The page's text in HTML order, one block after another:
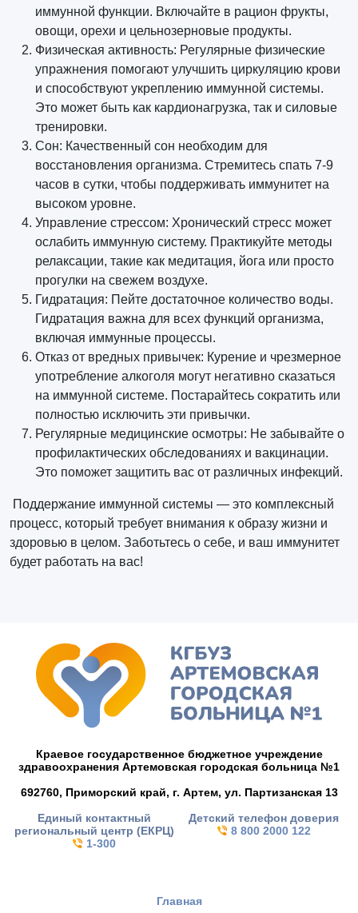
иммунной функции. Включайте в рацион фрукты,
овощи, орехи и цельнозерновые продукты.
Физическая активность: Регулярные физические
упражнения помогают улучшить циркуляцию крови
и способствуют укреплению иммунной системы.
Это может быть как кардионагрузка, так и силовые
тренировки.
Сон: Качественный сон необходим для
восстановления организма. Стремитесь спать 7-9
часов в сутки, чтобы поддерживать иммунитет на
высоком уровне.
Управление стрессом: Хронический стресс может
ослабить иммунную систему. Практикуйте методы
релаксации, такие как медитация, йога или просто
прогулки на свежем воздухе.
Гидратация: Пейте достаточное количество воды.
Гидратация важна для всех функций организма,
включая иммунные процессы.
Отказ от вредных привычек: Курение и чрезмерное
употребление алкоголя могут негативно сказаться
на иммунной системе. Постарайтесь сократить или
полностью исключить эти привычки.
Регулярные медицинские осмотры: Не забывайте о
профилактических обследованиях и вакцинации.
Это поможет защитить вас от различных инфекций.
Поддержание иммунной системы — это комплексный
процесс, который требует внимания к образу жизни и
здоровью в целом. Заботьтесь о себе, и ваш иммунитет
будет работать на вас!
Краевое государственное бюджетное учреждение
здравоохранения Артемовская городская больница №1
692760, Приморский край, г. Артем, ул. Партизанская 13
Единый контактный
региональный центр (ЕКРЦ)
1-300
Детский телефон доверия
8 800 2000 122
Главная